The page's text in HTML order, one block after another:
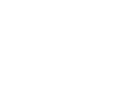
Así lo ha explicado esta
Juan Antonio Lara,
“En primer lugar,
todas las personas que
Presupuestos
participación gracias a
forma de participar en